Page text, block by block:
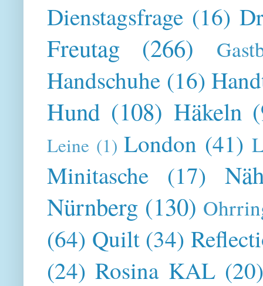
Dienstagsfrage (16)
Freutag (266)
Handschuhe (16)
Hund (108) Häkeln
Leine (1) London (41)
Minitasche (17)
Nürnberg (130)
(64) Quilt (34)
(24) Rosina KAL